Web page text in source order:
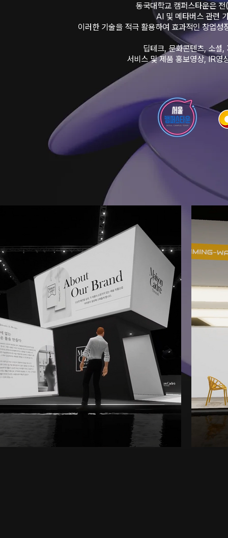
동국대학교 캠퍼스타운은
AI 및 메타버스 관련
이러한 기술을 적극 활용하여 효과적인 창업
딥테크, 문화콘텐츠, 소셜
서비스 및 제품 홍보영상, IR영